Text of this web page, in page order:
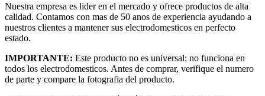
Nuestra empresa es lider en el mercado y ofrece productos de alta
calidad. Contamos con mas de 50 anos de experiencia ayudando a
nuestros clientes a mantener sus electrodomesticos en perfecto
estado.
IMPORTANTE: Este producto no es universal; no funciona en
todos los electrodomesticos. Antes de comprar, verifique el numero
de parte y compare la fotografia del producto.